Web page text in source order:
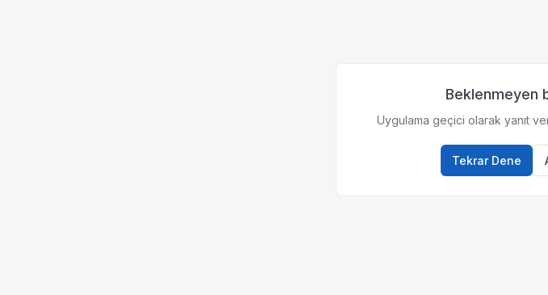
Beklenmeyen
Uygulama geçici olarak yanıt
Tekrar Dene